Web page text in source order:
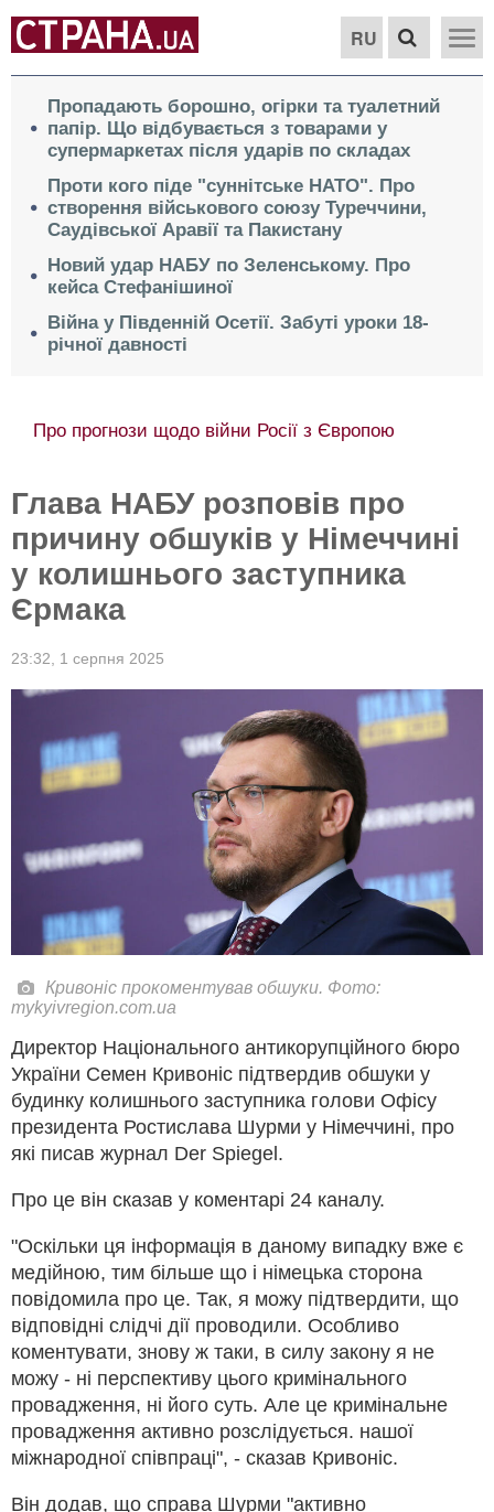
RU
Пропадають борошно, огірки та туалетний
папір. Що відбувається з товарами у
супермаркетах після ударів по складах
Проти кого піде "суннітське НАТО". Про
створення військового союзу Туреччини,
Саудівської Аравії та Пакистану
Новий удар НАБУ по Зеленському. Про
кейса Стефанішиної
Війна у Південній Осетії. Забуті уроки 18-
річної давності
Про прогнози щодо війни Росії з Європою
Глава НАБУ розповів про
причину обшуків у Німеччині
у колишнього заступника
Єрмака
23:32, 1 серпня 2025
Кривоніс прокоментував обшуки. Фото:
mykyivregion.com.ua
Директор Національного антикорупційного бюро
України Семен Кривоніс підтвердив обшуки у
будинку колишнього заступника голови Офісу
президента Ростислава Шурми у Німеччині, про
які писав журнал Der Spiegel.
Про це він сказав у коментарі 24 каналу.
"Оскільки ця інформація в даному випадку вже є
медійною, тим більше що і німецька сторона
повідомила про це. Так, я можу підтвердити, що
відповідні слідчі дії проводили. Особливо
коментувати, знову ж таки, в силу закону я не
можу - ні перспективу цього кримінального
провадження, ні його суть. Але це кримінальне
провадження активно розслідується. нашої
міжнародної співпраці", - сказав Кривоніс.
Він додав, що справа Шурми "активно